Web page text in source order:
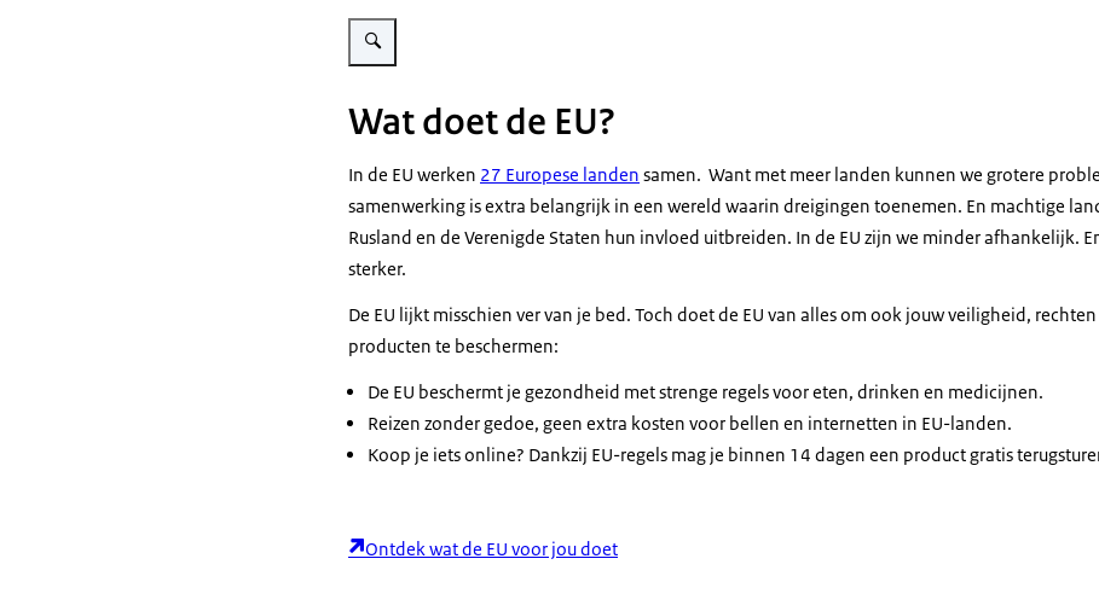
Vergroot afbeelding Vragen over de Europese Unie (EU)
Wat doet de EU?
In de EU werken 27 Europese landen samen. Want met meer landen kunnen we grotere
samenwerking is extra belangrijk in een wereld waarin dreigingen toenemen. En machtige
Rusland en de Verenigde Staten hun invloed uitbreiden. In de EU zijn we minder afhankelijk.
sterker.
De EU lijkt misschien ver van je bed. Toch doet de EU van alles om ook jouw veiligheid,
producten te beschermen:
De EU beschermt je gezondheid met strenge regels voor eten, drinken en medicijnen.
Reizen zonder gedoe, geen extra kosten voor bellen en internetten in EU-landen.
Koop je iets online? Dankzij EU-regels mag je binnen 14 dagen een product gratis
Ontdek wat de EU voor jou doet